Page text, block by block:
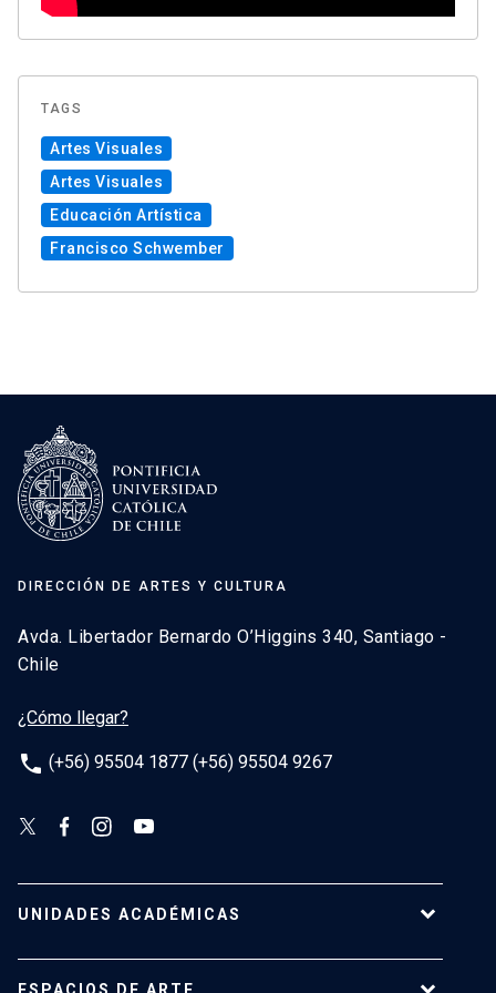
TAGS
Artes Visuales
Artes Visuales
Educación Artística
Francisco Schwember
DIRECCIÓN DE ARTES Y CULTURA
Avda. Libertador Bernardo O’Higgins 340, Santiago -
Chile
¿Cómo llegar?
phone (+56) 95504 1877 (+56) 95504 9267
UNIDADES ACADÉMICAS
ESPACIOS DE ARTE